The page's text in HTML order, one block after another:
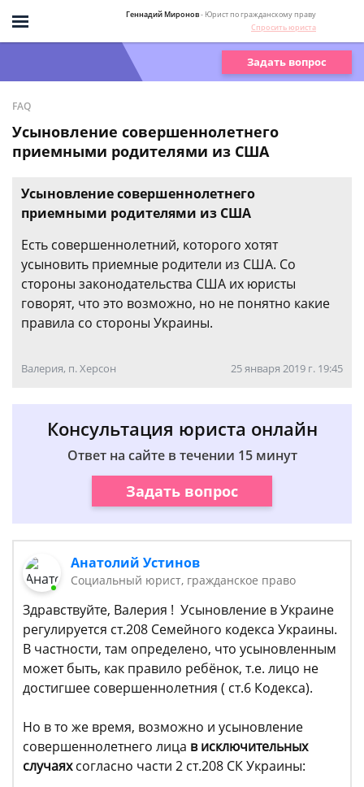
Геннадий Миронов- Юрист по гражданскому праву
Спросить юриста
Задать вопрос
FAQ
Усыновление совершеннолетнего
приемными родителями из США
Усыновление совершеннолетнего
приемными родителями из США
Есть совершеннолетний, которого хотят
усыновить приемные родители из США. Со
стороны законодательства США их юристы
говорят, что это возможно, но не понятно какие
правила со стороны Украины.
Валерия, п. Херсон 25 января 2019 г. 19:45
Консультация юриста онлайн
Ответ на сайте в течении 15 минут
Задать вопрос
Анатолий Устинов
Социальный юрист, гражданское право
Здравствуйте, Валерия ! Усыновление в Украине
регулируется ст.208 Семейного кодекса Украины.
В частности, там определено, что усыновленным
может быть, как правило ребёнок, т.е. лицо не
достигшее совершеннолетния ( ст.6 Кодекса).
Но в то же время, возможно и усыновление
совершеннолетнего лица в исключительных
случаяхсогласно части 2 ст.208 СК Украины: